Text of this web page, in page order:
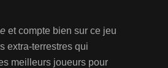
et compte bien sur ce jeu
extra-terrestres qui
meilleurs joueurs pour